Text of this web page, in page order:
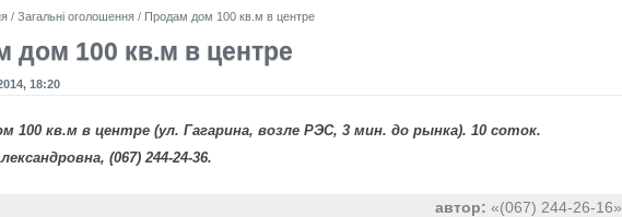
/ Загальні оголошення / Продам дом 100 кв.м в центре
дом 100 кв.м в центре
18:20
100 кв.м в центре (ул. Гагарина, возле РЭС, 3 мин. до рынка). 10 соток.
(067) 244-24-36.
автор: «(067) 244-26-16»